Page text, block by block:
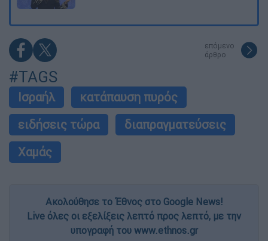
επόμενο
άρθρο
#TAGS
Ισραήλ
κατάπαυση πυρός
ειδήσεις τώρα
διαπραγματεύσεις
Χαμάς
Ακολούθησε το Έθνος στο Google News!
Live όλες οι εξελίξεις λεπτό προς λεπτό, με την
υπογραφή του www.ethnos.gr